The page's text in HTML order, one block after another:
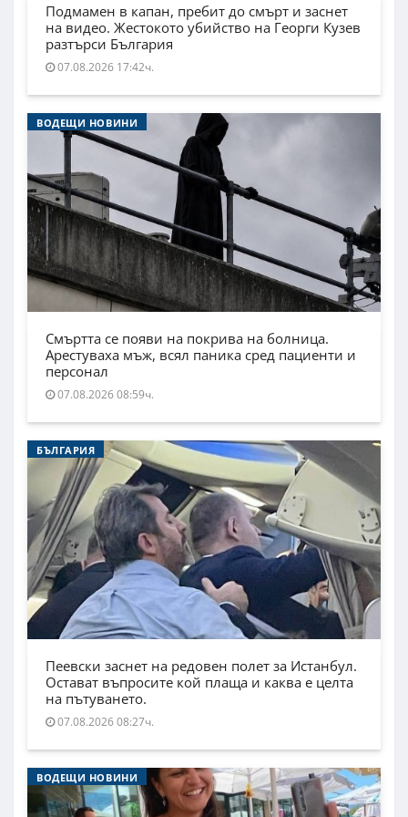
Подмамен в капан, пребит до смърт и заснет
на видео. Жестокото убийство на Георги Кузев
разтърси България
07.08.2026 17:42ч.
ВОДЕЩИ НОВИНИ
Смъртта се появи на покрива на болница.
Арестуваха мъж, всял паника сред пациенти и
персонал
07.08.2026 08:59ч.
БЪЛГАРИЯ
Пеевски заснет на редовен полет за Истанбул.
Остават въпросите кой плаща и каква е целта
на пътуването.
07.08.2026 08:27ч.
ВОДЕЩИ НОВИНИ